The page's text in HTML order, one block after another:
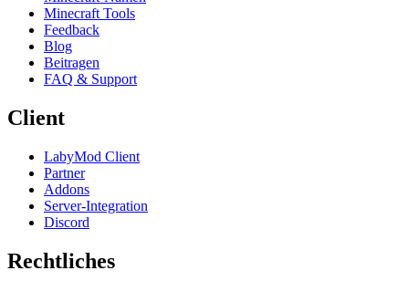
Minecraft Tools
Feedback
Blog
Beitragen
FAQ & Support
Client
LabyMod Client
Partner
Addons
Server-Integration
Discord
Rechtliches